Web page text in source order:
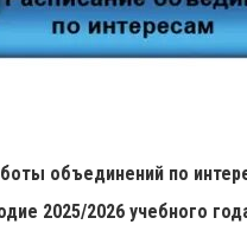
объединений по
2025/2026 учебного